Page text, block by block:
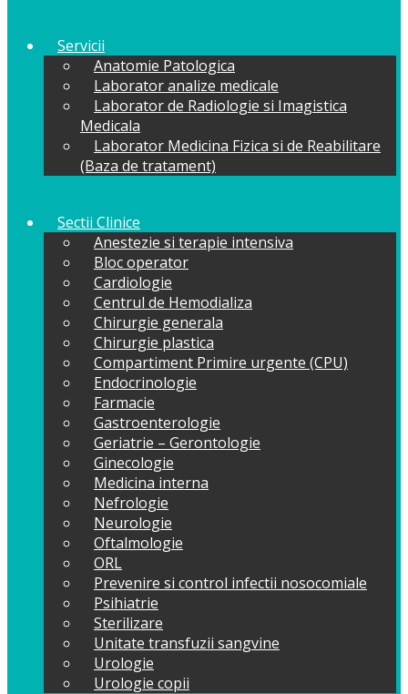
Servicii
Anatomie Patologica
Laborator analize medicale
Laborator de Radiologie si Imagistica
Medicala
Laborator Medicina Fizica si de Reabilitare
(Baza de tratament)
Sectii Clinice
Anestezie si terapie intensiva
Bloc operator
Cardiologie
Centrul de Hemodializa
Chirurgie generala
Chirurgie plastica
Compartiment Primire urgente (CPU)
Endocrinologie
Farmacie
Gastroenterologie
Geriatrie – Gerontologie
Ginecologie
Medicina interna
Nefrologie
Neurologie
Oftalmologie
ORL
Prevenire si control infectii nosocomiale
Psihiatrie
Sterilizare
Unitate transfuzii sangvine
Urologie
Urologie copii